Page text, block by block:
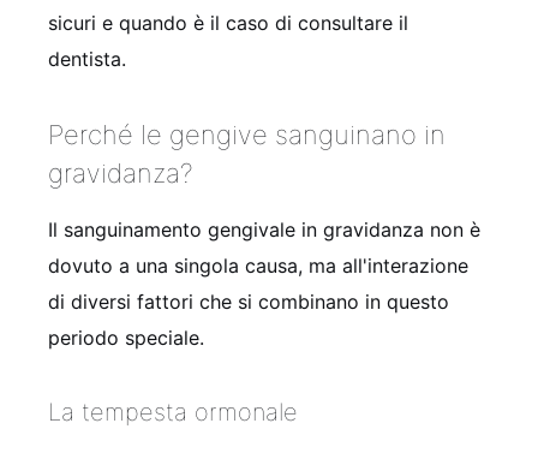
sicuri e quando è il caso di consultare il
dentista.
Perché le gengive sanguinano in
gravidanza?
Il sanguinamento gengivale in gravidanza non è
dovuto a una singola causa, ma all'interazione
di diversi fattori che si combinano in questo
periodo speciale.
La tempesta ormonale